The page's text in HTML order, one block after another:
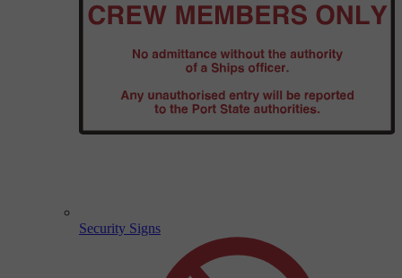
Security Signs